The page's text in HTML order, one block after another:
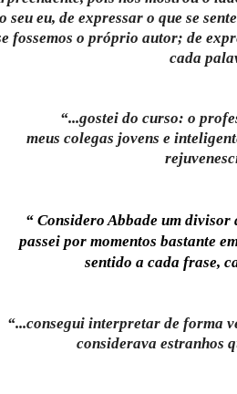
seu eu, de expressar o que se
fossemos o próprio autor; de
cada
“...gostei do curso: o
meus colegas jovens e
“ Considero Abbade um divisor
passei por momentos bastante
sentido a cada frase,
“...consegui interpretar de forma
considerava estranhos